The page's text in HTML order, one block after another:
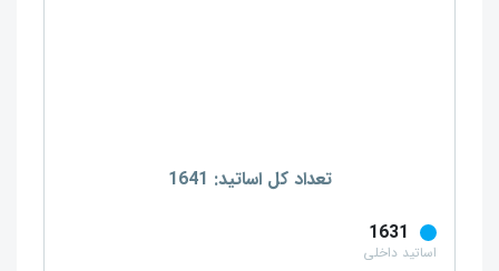
تعداد کل اساتید: 1641
1631
اساتید داخلی